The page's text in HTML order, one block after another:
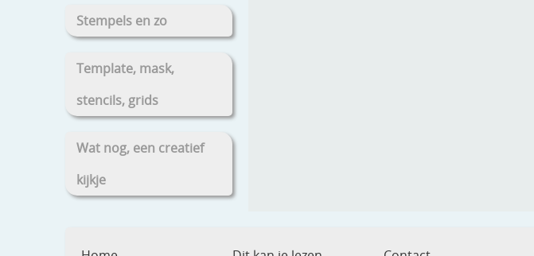
Stempels en zo
Template, mask,
stencils, grids
Wat nog, een creatief
kijkje